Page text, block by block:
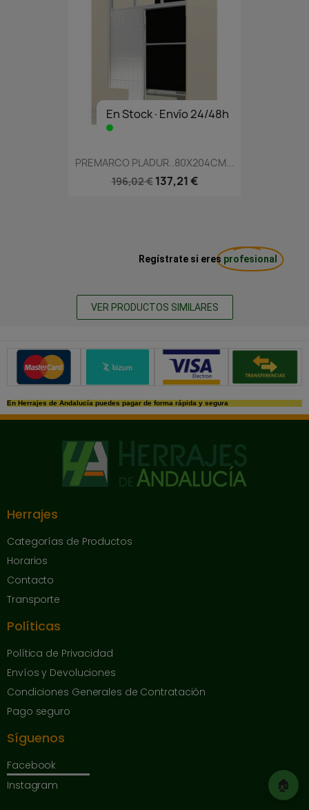
🏠
En Stock·Envío 24/48h
PREMARCO PLADUR..80X204CM...
196,02 € 137,21 €
Regístrate si eres profesional
VER PRODUCTOS SIMILARES
Métodos de pago seguros
En Herrajes de Andalucía puedes pagar de forma rápida y segura
Herrajes
Categorías de Productos
Horarios
Contacto
Transporte
Políticas
Política de Privacidad
Envíos y Devoluciones
Condiciones Generales de Contratación
Pago seguro
Síguenos
Facebook
Instagram